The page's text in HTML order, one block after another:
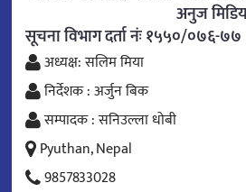
अनुज
सूचना विभाग दर्ता नंः १५५०/०७६-७७
अध्यक्ष: सलिम मिया
निर्देशक : अर्जुन बिक
सम्पादक : सनिउल्ला धोबी
Pyuthan, Nepal
9857833028